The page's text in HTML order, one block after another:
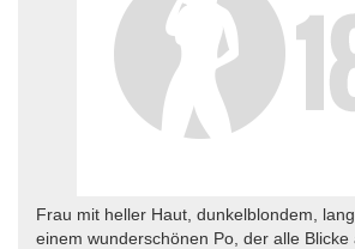
Frau mit heller Haut, dunkelblondem,
einem wunderschönen Po, der alle Blicke